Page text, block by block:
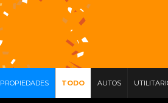
PROPIEDADES TODO AUTOS